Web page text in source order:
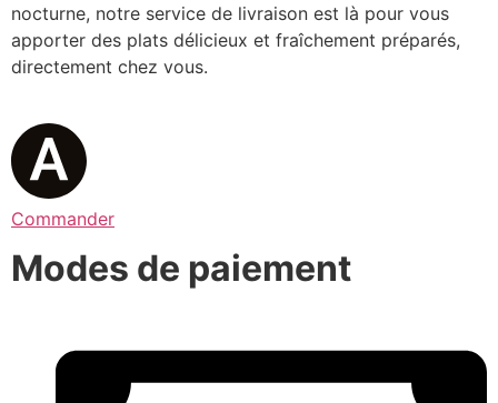
nocturne, notre service de livraison est là pour vous
apporter des plats délicieux et fraîchement préparés,
directement chez vous.
Commander
Modes de paiement